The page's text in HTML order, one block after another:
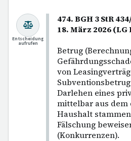
474. BGH 3 StR
18. März 2026
Betrug
von
Darlehen eines
mittelbar aus dem
Haushalt
Fälschung
(Konkurrenzen).
Entscheidung
aufrufen